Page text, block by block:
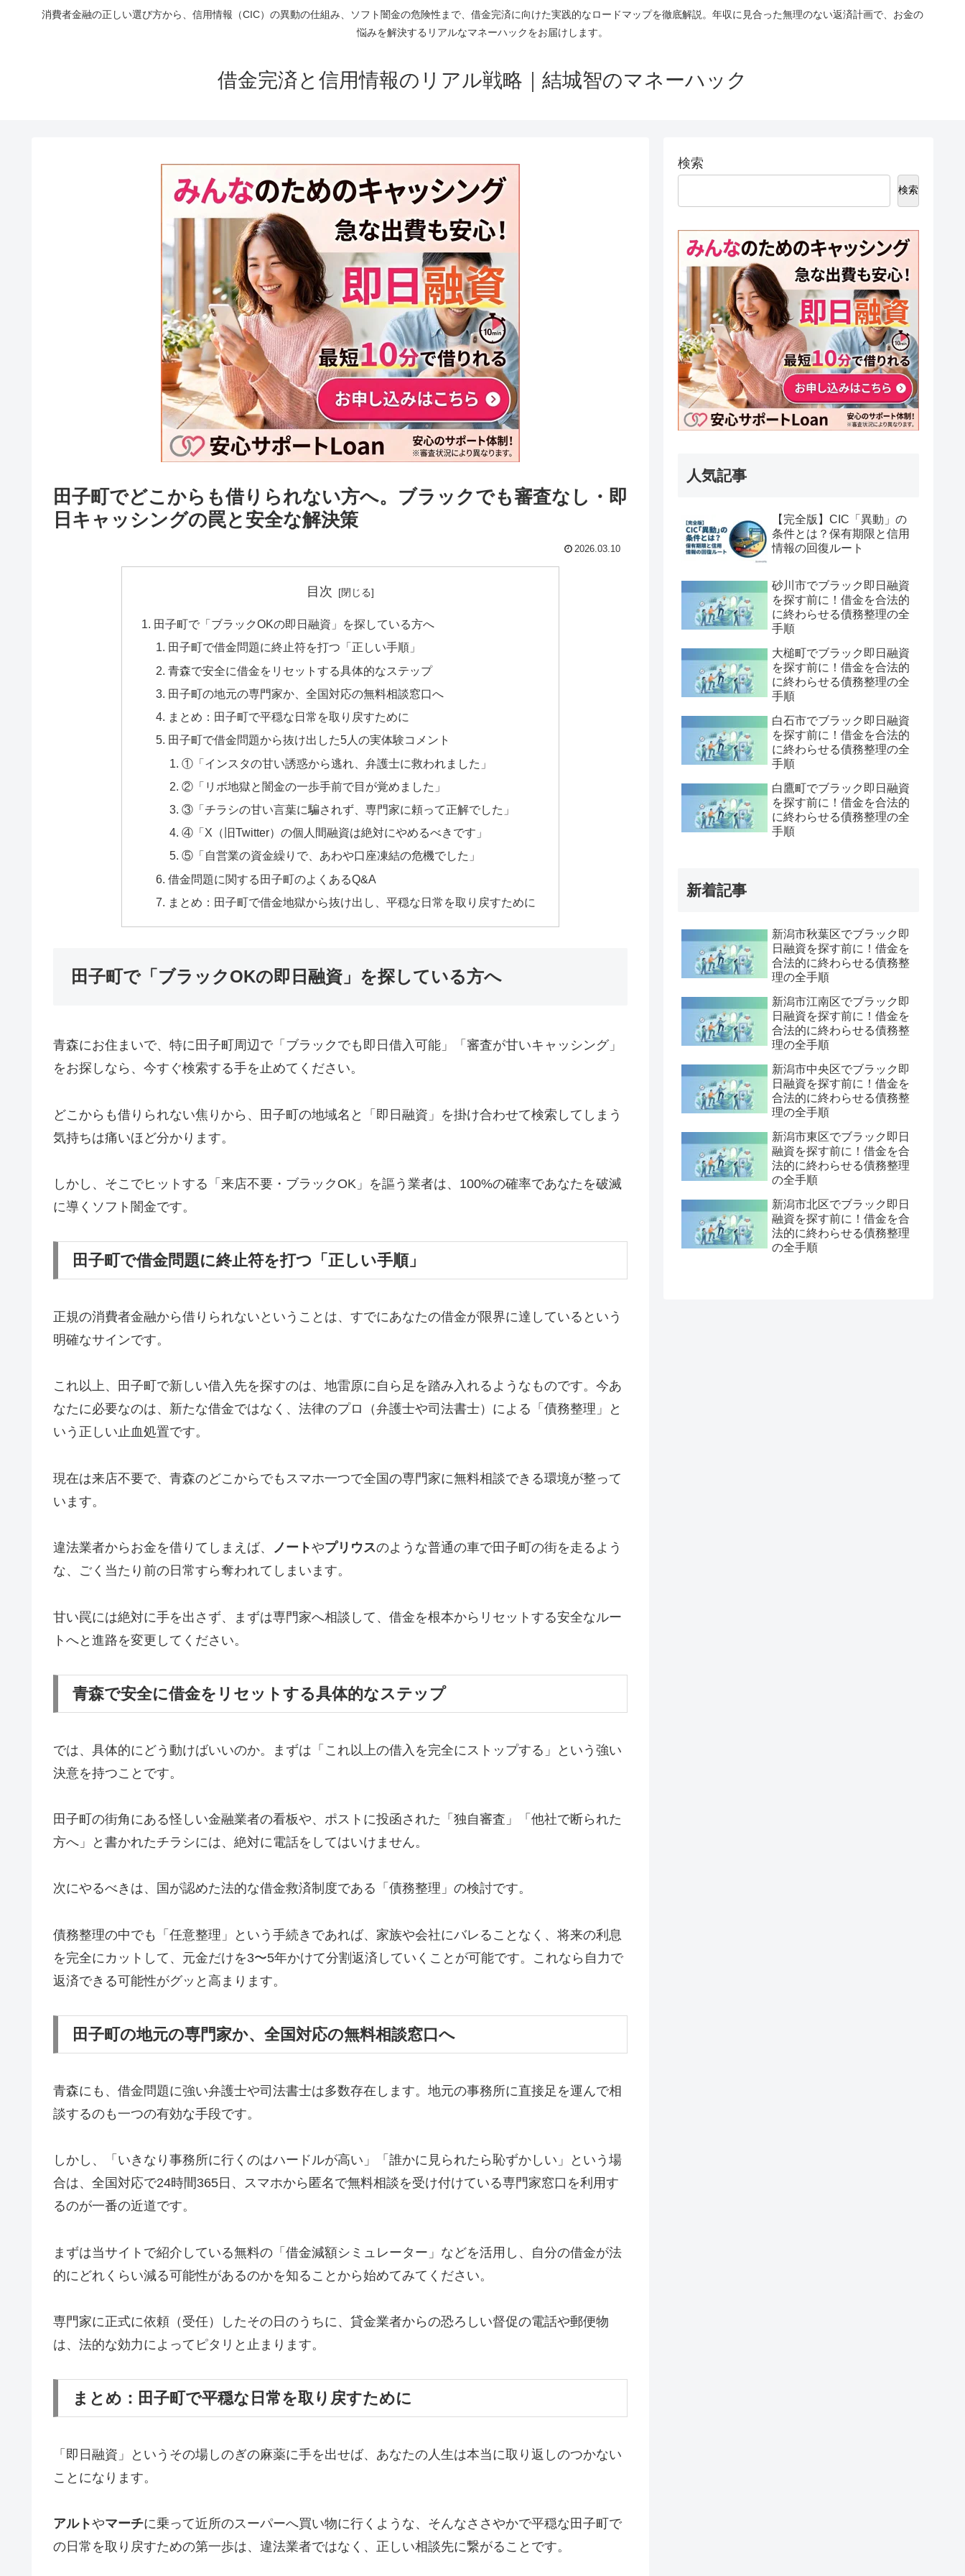
消費者金融の正しい選び方から、信用情報（CIC）の異動の仕組み、ソフト闇金の危険性まで、借金完済に向けた実践的なロードマップを徹底解説。年収に見合った無理のない返済計画で、お金の
悩みを解決するリアルなマネーハックをお届けします。
借金完済と信用情報のリアル戦略｜結城智のマネーハック
田子町でどこからも借りられない方へ。ブラックでも審査なし・即
日キャッシングの罠と安全な解決策
2026.03.10
目次
田子町で「ブラックOKの即日融資」を探している方へ
田子町で借金問題に終止符を打つ「正しい手順」
青森で安全に借金をリセットする具体的なステップ
田子町の地元の専門家か、全国対応の無料相談窓口へ
まとめ：田子町で平穏な日常を取り戻すために
田子町で借金問題から抜け出した5人の実体験コメント
①「インスタの甘い誘惑から逃れ、弁護士に救われました」
②「リボ地獄と闇金の一歩手前で目が覚めました」
③「チラシの甘い言葉に騙されず、専門家に頼って正解でした」
④「X（旧Twitter）の個人間融資は絶対にやめるべきです」
⑤「自営業の資金繰りで、あわや口座凍結の危機でした」
借金問題に関する田子町のよくあるQ&A
まとめ：田子町で借金地獄から抜け出し、平穏な日常を取り戻すために
田子町で「ブラックOKの即日融資」を探している方へ
青森にお住まいで、特に田子町周辺で「ブラックでも即日借入可能」「審査が甘いキャッシング」
をお探しなら、今すぐ検索する手を止めてください。
どこからも借りられない焦りから、田子町の地域名と「即日融資」を掛け合わせて検索してしまう
気持ちは痛いほど分かります。
しかし、そこでヒットする「来店不要・ブラックOK」を謳う業者は、100%の確率であなたを破滅
に導くソフト闇金です。
田子町で借金問題に終止符を打つ「正しい手順」
正規の消費者金融から借りられないということは、すでにあなたの借金が限界に達しているという
明確なサインです。
これ以上、田子町で新しい借入先を探すのは、地雷原に自ら足を踏み入れるようなものです。今あ
なたに必要なのは、新たな借金ではなく、法律のプロ（弁護士や司法書士）による「債務整理」と
いう正しい止血処置です。
現在は来店不要で、青森のどこからでもスマホ一つで全国の専門家に無料相談できる環境が整って
います。
違法業者からお金を借りてしまえば、 ノートやプリウスのような普通の車で田子町の街を走るよう
な、ごく当たり前の日常すら奪われてしまいます。
甘い罠には絶対に手を出さず、まずは専門家へ相談して、借金を根本からリセットする安全なルー
トへと進路を変更してください。
青森で安全に借金をリセットする具体的なステップ
では、具体的にどう動けばいいのか。まずは「これ以上の借入を完全にストップする」という強い
決意を持つことです。
田子町の街角にある怪しい金融業者の看板や、ポストに投函された「独自審査」「他社で断られた
方へ」と書かれたチラシには、絶対に電話をしてはいけません。
次にやるべきは、国が認めた法的な借金救済制度である「債務整理」の検討です。
債務整理の中でも「任意整理」という手続きであれば、家族や会社にバレることなく、将来の利息
を完全にカットして、元金だけを3〜5年かけて分割返済していくことが可能です。これなら自力で
返済できる可能性がグッと高まります。
田子町の地元の専門家か、全国対応の無料相談窓口へ
青森にも、借金問題に強い弁護士や司法書士は多数存在します。地元の事務所に直接足を運んで相
談するのも一つの有効な手段です。
しかし、「いきなり事務所に行くのはハードルが高い」「誰かに見られたら恥ずかしい」という場
合は、全国対応で24時間365日、スマホから匿名で無料相談を受け付けている専門家窓口を利用す
るのが一番の近道です。
まずは当サイトで紹介している無料の「借金減額シミュレーター」などを活用し、自分の借金が法
的にどれくらい減る可能性があるのかを知ることから始めてみてください。
専門家に正式に依頼（受任）したその日のうちに、貸金業者からの恐ろしい督促の電話や郵便物
は、法的な効力によってピタリと止まります。
まとめ：田子町で平穏な日常を取り戻すために
「即日融資」というその場しのぎの麻薬に手を出せば、あなたの人生は本当に取り返しのつかない
ことになります。
アルトやマーチに乗って近所のスーパーへ買い物に行くような、そんなささやかで平穏な田子町で
の日常を取り戻すための第一歩は、違法業者ではなく、正しい相談先に繋がることです。
検索
検索
人気記事
【完全版】CIC「異動」の
条件とは？保有期限と信用
情報の回復ルート
砂川市でブラック即日融資
を探す前に！借金を合法的
に終わらせる債務整理の全
手順
大槌町でブラック即日融資
を探す前に！借金を合法的
に終わらせる債務整理の全
手順
白石市でブラック即日融資
を探す前に！借金を合法的
に終わらせる債務整理の全
手順
白鷹町でブラック即日融資
を探す前に！借金を合法的
に終わらせる債務整理の全
手順
新着記事
新潟市秋葉区でブラック即
日融資を探す前に！借金を
合法的に終わらせる債務整
理の全手順
新潟市江南区でブラック即
日融資を探す前に！借金を
合法的に終わらせる債務整
理の全手順
新潟市中央区でブラック即
日融資を探す前に！借金を
合法的に終わらせる債務整
理の全手順
新潟市東区でブラック即日
融資を探す前に！借金を合
法的に終わらせる債務整理
の全手順
新潟市北区でブラック即日
融資を探す前に！借金を合
法的に終わらせる債務整理
の全手順